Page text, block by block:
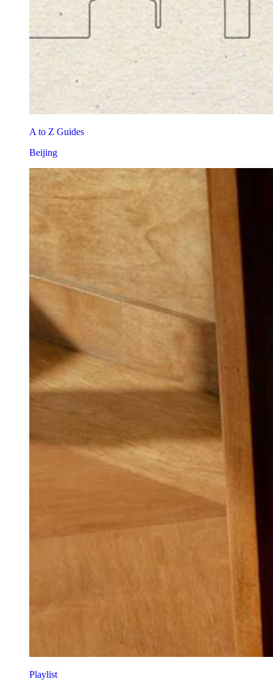
A to Z Guides
Beijing
Playlist